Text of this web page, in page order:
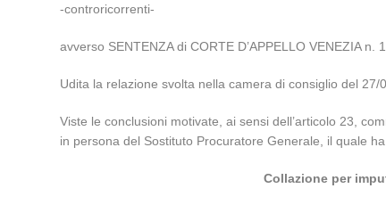
-controricorrenti-
avverso SENTENZA di CORTE D’APPELLO VENEZIA n.
Udita la relazione svolta nella camera di consiglio del 27/
Viste le conclusioni motivate, ai sensi dell’articolo 23,
in persona del Sostituto Procuratore Generale, il quale
Collazione per